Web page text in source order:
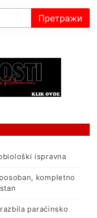
ispravna
kompletno
paraćinsko